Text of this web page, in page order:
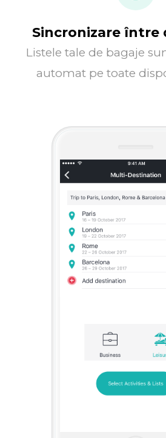
Sincronizare între
Listele tale de bagaje
automat pe toate